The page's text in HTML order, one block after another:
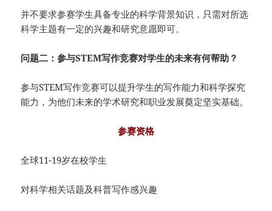
并不要求参赛学生具备专业的科学背景知识，只需对所选
科学主题有一定的兴趣和研究意愿即可。
问题二：参与STEM写作竞赛对学生的未来有何帮助？
参与STEM写作竞赛可以提升学生的写作能力和科学探究
能力，为他们未来的学术研究和职业发展奠定坚实基础。
参赛资格
全球11-19岁在校学生
对科学相关话题及科普写作感兴趣